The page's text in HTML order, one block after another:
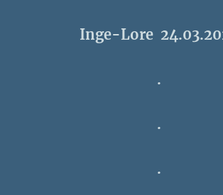
Inge-Lore
.
.
.